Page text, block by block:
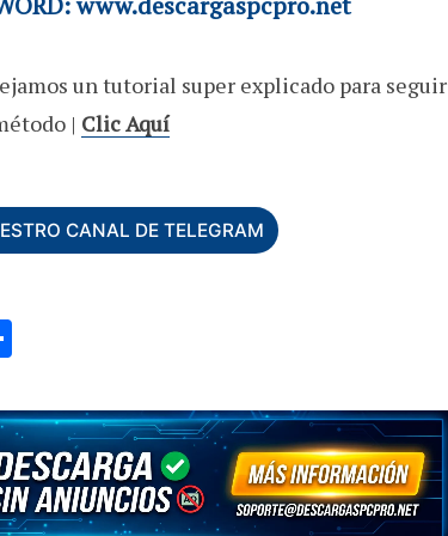
un tutorial super explicado para seguir
| Clic Aquí
CANAL DE TELEGRAM
C
m
p
ar